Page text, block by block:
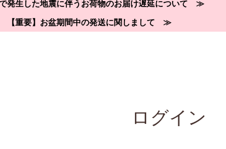
発生した地震に伴うお荷物のお届け遅延について ≫
【重要】お盆期間中の発送に関しまして ≫
ログイン